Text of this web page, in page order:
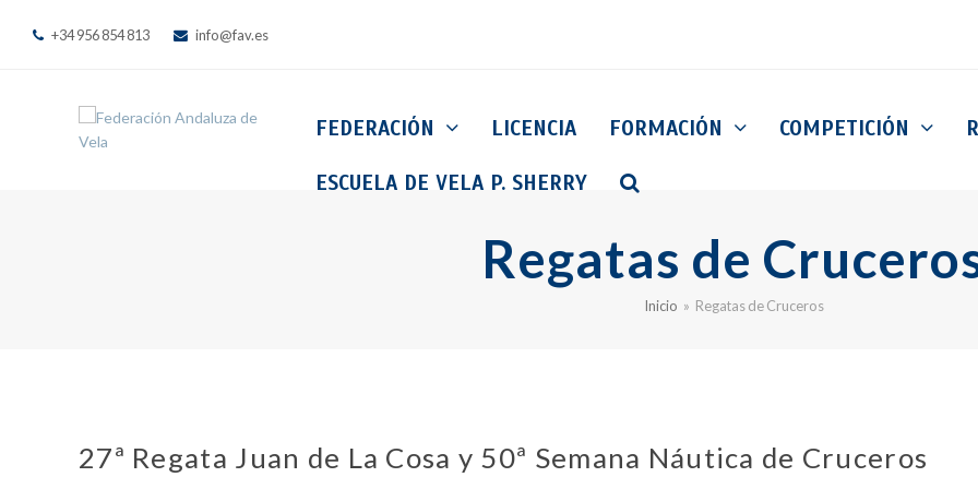
+34 956 854 813 info@fav.es
FEDERACIÓN LICENCIA FORMACIÓN COMPETICIÓN
ESCUELA DE VELA P. SHERRY
Regatas de
Inicio » Regatas de Cruceros
27ª Regata Juan de La Cosa y 50ª Semana Náutica de Cruceros